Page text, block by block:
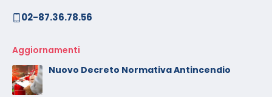
02-87.36.78.56
Aggiornamenti
Nuovo Decreto Normativa Antincendio